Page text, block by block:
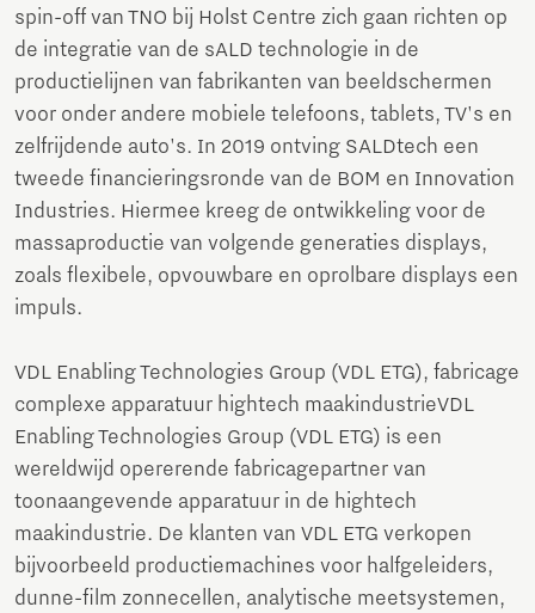
spin-off van TNO bij Holst Centre zich gaan richten op
de integratie van de sALD technologie in de
productielijnen van fabrikanten van beeldschermen
voor onder andere mobiele telefoons, tablets, TV's en
zelfrijdende auto's. In 2019 ontving SALDtech een
tweede financieringsronde van de BOM en Innovation
Industries. Hiermee kreeg de ontwikkeling voor de
massaproductie van volgende generaties displays,
zoals flexibele, opvouwbare en oprolbare displays een
impuls.
VDL Enabling Technologies Group (VDL ETG), fabricage
complexe apparatuur hightech maakindustrieVDL
Enabling Technologies Group (VDL ETG) is een
wereldwijd opererende fabricagepartner van
toonaangevende apparatuur in de hightech
maakindustrie. De klanten van VDL ETG verkopen
bijvoorbeeld productiemachines voor halfgeleiders,
dunne-film zonnecellen, analytische meetsystemen,